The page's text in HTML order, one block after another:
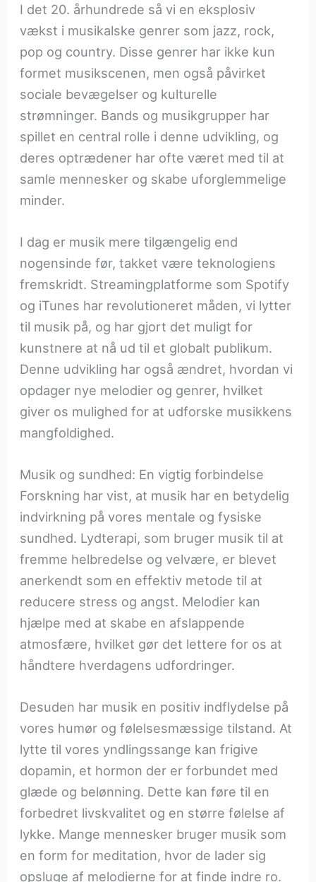
I det 20. århundrede så vi en eksplosiv
vækst i musikalske genrer som jazz, rock,
pop og country. Disse genrer har ikke kun
formet musikscenen, men også påvirket
sociale bevægelser og kulturelle
strømninger. Bands og musikgrupper har
spillet en central rolle i denne udvikling, og
deres optrædener har ofte været med til at
samle mennesker og skabe uforglemmelige
minder.
I dag er musik mere tilgængelig end
nogensinde før, takket være teknologiens
fremskridt. Streamingplatforme som Spotify
og iTunes har revolutioneret måden, vi lytter
til musik på, og har gjort det muligt for
kunstnere at nå ud til et globalt publikum.
Denne udvikling har også ændret, hvordan vi
opdager nye melodier og genrer, hvilket
giver os mulighed for at udforske musikkens
mangfoldighed.
Musik og sundhed: En vigtig forbindelse
Forskning har vist, at musik har en betydelig
indvirkning på vores mentale og fysiske
sundhed. Lydterapi, som bruger musik til at
fremme helbredelse og velvære, er blevet
anerkendt som en effektiv metode til at
reducere stress og angst. Melodier kan
hjælpe med at skabe en afslappende
atmosfære, hvilket gør det lettere for os at
håndtere hverdagens udfordringer.
Desuden har musik en positiv indflydelse på
vores humør og følelsesmæssige tilstand. At
lytte til vores yndlingssange kan frigive
dopamin, et hormon der er forbundet med
glæde og belønning. Dette kan føre til en
forbedret livskvalitet og en større følelse af
lykke. Mange mennesker bruger musik som
en form for meditation, hvor de lader sig
opsluge af melodierne for at finde indre ro.